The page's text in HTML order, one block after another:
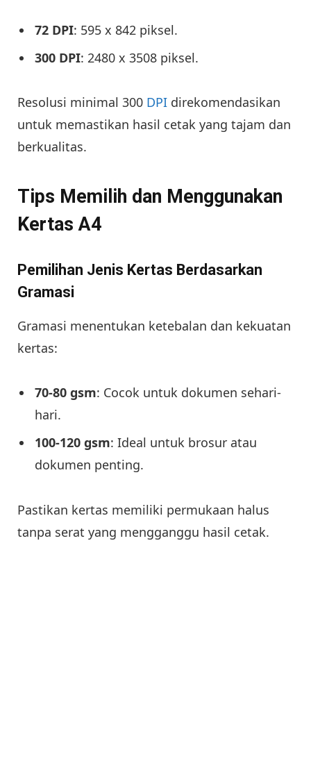
72 DPI: 595 x 842 piksel.
300 DPI: 2480 x 3508 piksel.
Resolusi minimal 300 DPI direkomendasikan
untuk memastikan hasil cetak yang tajam dan
berkualitas.
Tips Memilih dan Menggunakan
Kertas A4
Pemilihan Jenis Kertas Berdasarkan
Gramasi
Gramasi menentukan ketebalan dan kekuatan
kertas:
70-80 gsm: Cocok untuk dokumen sehari-
hari.
100-120 gsm: Ideal untuk brosur atau
dokumen penting.
Pastikan kertas memiliki permukaan halus
tanpa serat yang mengganggu hasil cetak.